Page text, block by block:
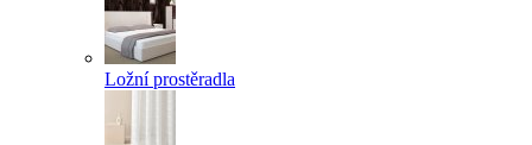
Ložní prostěradla